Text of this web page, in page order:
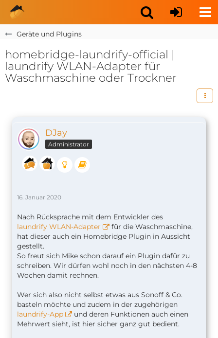
Geräte und Plugins
homebridge-laundrify-official |
laundrify WLAN-Adapter für
Waschmaschine oder Trockner
DJay
Administrator
16. Januar 2020
Nach Rücksprache mit dem Entwickler des
laundrify WLAN-Adapter
für die Waschmaschine,
hat dieser auch ein Homebridge Plugin in Aussicht
gestellt.
So freut sich Mike schon darauf ein Plugin dafür zu
schreiben. Wir dürfen wohl noch in den nächsten 4-8
Wochen damit rechnen.
Wer sich also nicht selbst etwas aus Sonoff & Co.
basteln möchte und zudem in der zugehörigen
laundrify-App
und deren Funktionen auch einen
Mehrwert sieht, ist hier sicher ganz gut bedient.